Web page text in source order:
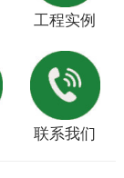
工程实例
联系我们